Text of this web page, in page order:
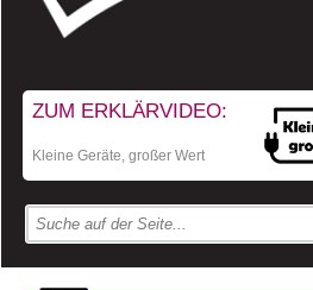
ZUM ERKLÄRVIDEO:
Kleine Geräte, großer Wert